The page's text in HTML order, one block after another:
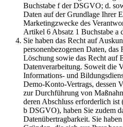
Buchstabe f der DSGVO; d.
Daten auf der Grundlage Ihrer
Marketingzwecke des
Artikel 6 Absatz 1 Buchstabe a
Sie haben das Recht auf
personenbezogenen Daten,
Löschung sowie das Recht auf
Datenverarbeitung. Soweit die
Informations- und
Demo-Konto-Vertrags, dessen
zur Durchführung von
deren Abschluss erforderlich
b DSGVO), haben Sie zudem
Datenübertragbarkeit. Sie